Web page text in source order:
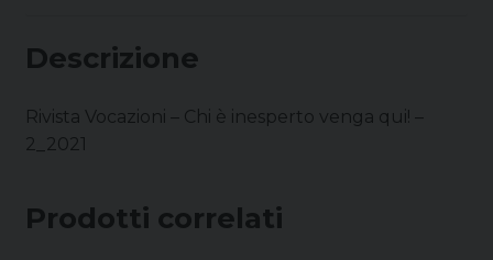
Descrizione
Rivista Vocazioni – Chi è inesperto venga qui! –
2_2021
Prodotti correlati